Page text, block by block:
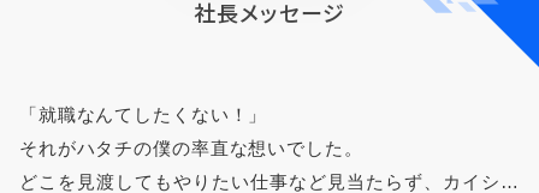
社長メッセージ
「就職なんてしたくない！」
それがハタチの僕の率直な想いでした。
どこを見渡してもやりたい仕事など見当たらず、カイシャ